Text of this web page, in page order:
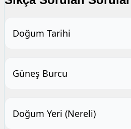
Doğum Tarihi
Güneş Burcu
Doğum Yeri (Nereli)